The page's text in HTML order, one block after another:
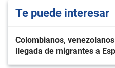
Te puede interesar
Colombianos,
llegada de migrantes a